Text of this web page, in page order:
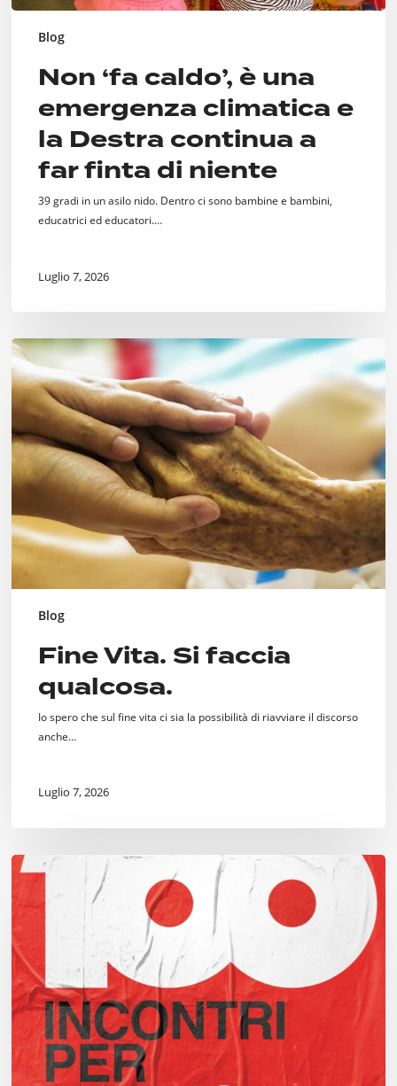
Blog
finta
Non ‘fa caldo’, è una
emergenza climatica e
la Destra continua a
far finta di niente
39 gradi in un asilo nido. Dentro ci sono bambine e bambini,
educatrici ed educatori.…
Luglio 7, 2026
Blog
Fine
Vita.
Si
faccia
qualcosa.
Fine Vita. Si faccia
qualcosa.
Io spero che sul fine vita ci sia la possibilità di riavviare il discorso
anche…
Luglio 7, 2026
Cento
per
dal
“Welcome
Center”
alle
ceramiche
Puzzo
passando